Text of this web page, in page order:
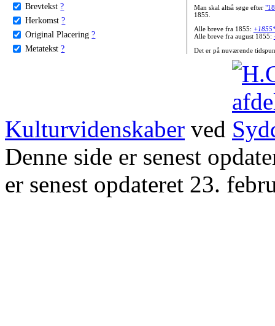
Brevtekst ?
Herkomst ?
Original Placering ?
Metatekst ?
Man skal altså søge efter
1855.
Alle breve fra 1855:
Alle breve fra august 1855:
Det er på nuværende
Kulturvidenskaber ved
Denne side er senest
er senest opdateret 23.